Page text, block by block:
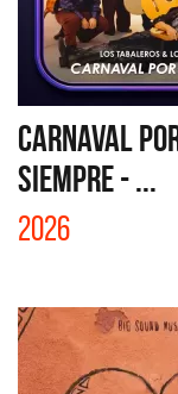
CARNAVAL
SIEMPRE - ...
2026